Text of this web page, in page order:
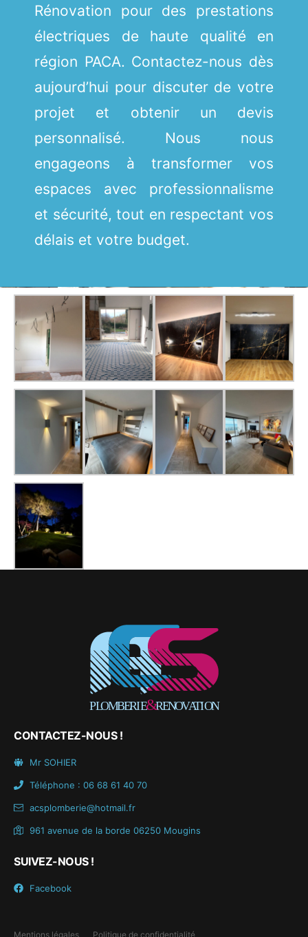
Rénovation pour des prestations
électriques de haute qualité en
région PACA. Contactez-nous dès
aujourd’hui pour discuter de votre
projet et obtenir un devis
personnalisé. Nous nous
engageons à transformer vos
espaces avec professionnalisme
et sécurité, tout en respectant vos
délais et votre budget.
CONTACTEZ-NOUS !
Mr SOHIER
Téléphone : 06 68 61 40 70
acsplomberie@hotmail.fr
961 avenue de la borde 06250 Mougins
SUIVEZ-NOUS !
Facebook
Mentions légales Politique de confidentialité